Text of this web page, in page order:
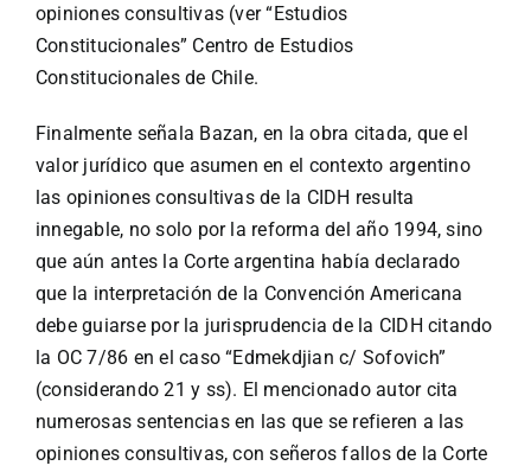
opiniones consultivas (ver “Estudios
Constitucionales” Centro de Estudios
Constitucionales de Chile.
Finalmente señala Bazan, en la obra citada, que el
valor jurídico que asumen en el contexto argentino
las opiniones consultivas de la CIDH resulta
innegable, no solo por la reforma del año 1994, sino
que aún antes la Corte argentina había declarado
que la interpretación de la Convención Americana
debe guiarse por la jurisprudencia de la CIDH citando
la OC 7/86 en el caso “Edmekdjian c/ Sofovich”
(considerando 21 y ss). El mencionado autor cita
numerosas sentencias en las que se refieren a las
opiniones consultivas, con señeros fallos de la Corte